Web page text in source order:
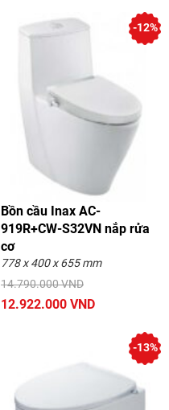
Bồn cầu Inax AC-
919R+CW-S32VN nắp rửa
cơ
778 x 400 x 655 mm
14.790.000 VND
12.922.000 VND
-12%
-13%